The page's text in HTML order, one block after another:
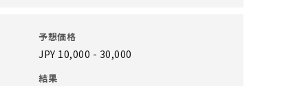
予想価格
JPY 10,000 - 30,000
結果